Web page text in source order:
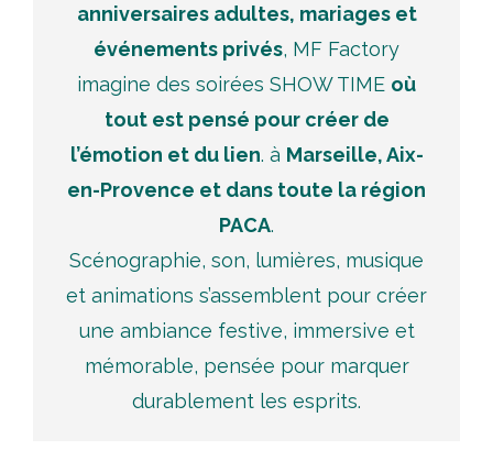
anniversaires adultes, mariages et
événements privés, MF Factory
imagine des soirées SHOW TIME où
tout est pensé pour créer de
l’émotion et du lien. à Marseille, Aix-
en-Provence et dans toute la région
PACA.
Scénographie, son, lumières, musique
et animations s’assemblent pour créer
une ambiance festive, immersive et
mémorable, pensée pour marquer
durablement les esprits.